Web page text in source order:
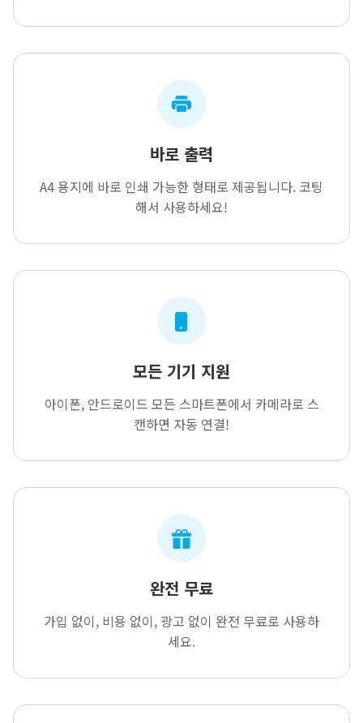
바로 출력
A4 용지에 바로 인쇄 가능한 형태로 제공됩니다. 코팅
해서 사용하세요!
모든 기기 지원
아이폰, 안드로이드 모든 스마트폰에서 카메라로 스
캔하면 자동 연결!
완전 무료
가입 없이, 비용 없이, 광고 없이 완전 무료로 사용하
세요.